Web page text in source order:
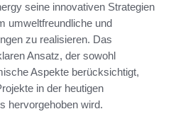
seine innovativen Strategien
umweltfreundliche und
zu realisieren. Das
Ansatz, der sowohl
Aspekte berücksichtigt,
in der heutigen
hervorgehoben wird.